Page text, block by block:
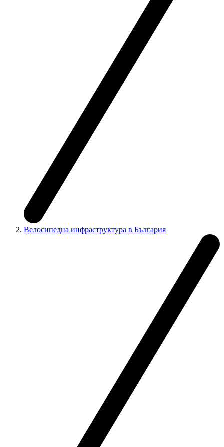
Велосипедна инфраструктура в България